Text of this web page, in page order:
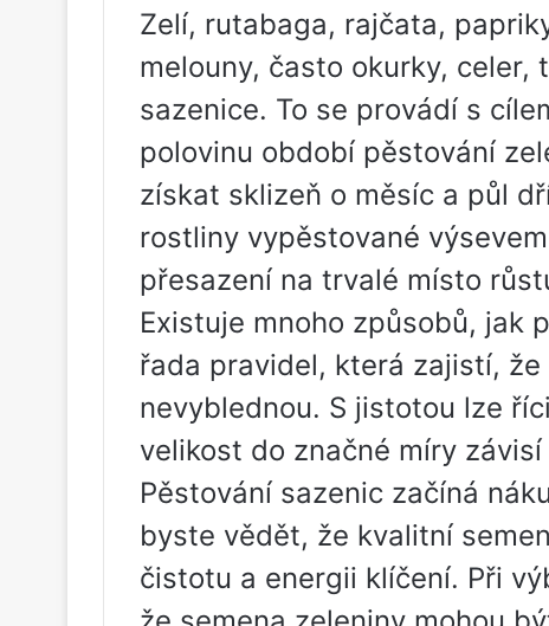
Zelí, rutabaga, rajčata,
melouny, často okurky, celer,
sazenice. To se provádí s
polovinu období pěstování
získat sklizeň o měsíc a půl
rostliny vypěstované
přesazení na trvalé místo
Existuje mnoho způsobů, jak
řada pravidel, která zajistí,
nevyblednou. S jistotou lze
velikost do značné míry
Pěstování sazenic začíná
byste vědět, že kvalitní
čistotu a energii klíčení. Při